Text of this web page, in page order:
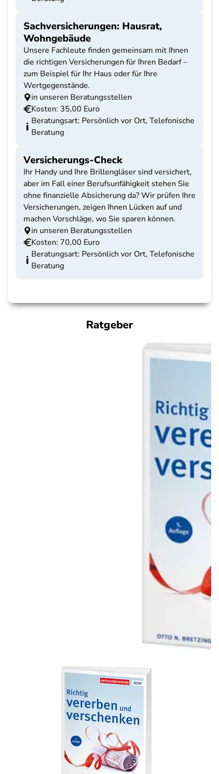
Sachversicherungen: Hausrat,
Wohngebäude
Unsere Fachleute finden gemeinsam mit Ihnen
die richtigen Versicherungen für Ihren Bedarf –
zum Beispiel für Ihr Haus oder für Ihre
Wertgegenstände.
in unseren Beratungsstellen
Kosten: 35,00 Euro
Beratungsart: Persönlich vor Ort, Telefonische
Beratung
Versicherungs-Check
Ihr Handy und Ihre Brillengläser sind versichert,
aber im Fall einer Berufsunfähigkeit stehen Sie
ohne finanzielle Absicherung da? Wir prüfen Ihre
Versicherungen, zeigen Ihnen Lücken auf und
machen Vorschläge, wo Sie sparen können.
in unseren Beratungsstellen
Kosten: 70,00 Euro
Beratungsart: Persönlich vor Ort, Telefonische
Beratung
Ratgeber